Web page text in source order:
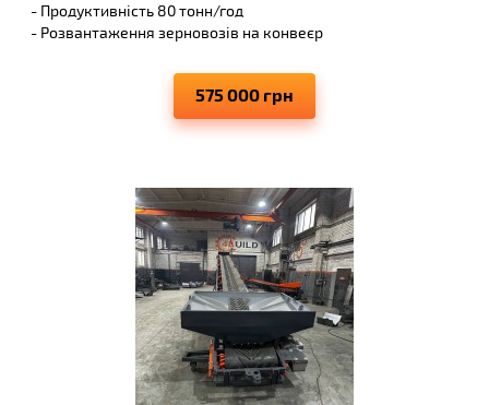
575 000 грн
- Продуктивність 80 тонн/год
- Розвантаження зерновозів на конвеєр
- Виключає просипання транспортуючих матеріалів